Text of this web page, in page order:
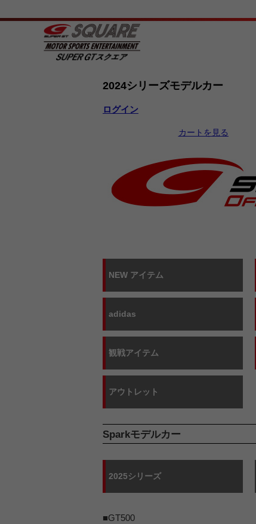
2024シリーズモデルカー
ログイン
カートを見る
NEW アイテム
adidas
観戦アイテム
アウトレット
Sparkモデルカー
2025シリーズ
■GT500